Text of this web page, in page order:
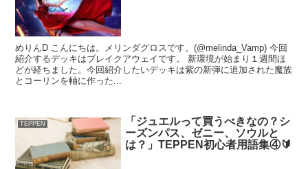
めりんD こんにちは。メリンダグロスです。(@melinda_Vamp) 今回
紹介するデッキはブレイクアウェイです。 新環境が始まり１週間ほ
どが経ちました。今回紹介したいデッキは紫の新弾に追加された魔族
とコーリンを軸に作った...
TEPPEN
「ジュエルって買うべきなの？シ
ーズンパス、ゼニー、ソウルと
は？」TEPPEN初心者用語集④🔰